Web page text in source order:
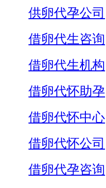
供卵代孕公司
借卵代生咨询
借卵代生机构
借卵代怀助孕
借卵代怀中心
借卵代怀公司
借卵代孕咨询